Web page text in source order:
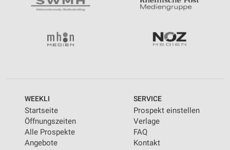
WEEKLI
Startseite
Öffnungszeiten
Alle Prospekte
Angebote
SERVICE
Prospekt einstellen
Verlage
FAQ
Kontakt